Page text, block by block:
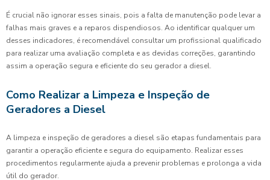
É crucial não ignorar esses sinais, pois a falta de manutenção pode levar a
falhas mais graves e a reparos dispendiosos. Ao identificar qualquer um
desses indicadores, é recomendável consultar um profissional qualificado
para realizar uma avaliação completa e as devidas correções, garantindo
assim a operação segura e eficiente do seu gerador a diesel.
Como Realizar a Limpeza e Inspeção de
Geradores a Diesel
A limpeza e inspeção de geradores a diesel são etapas fundamentais para
garantir a operação eficiente e segura do equipamento. Realizar esses
procedimentos regularmente ajuda a prevenir problemas e prolonga a vida
útil do gerador.